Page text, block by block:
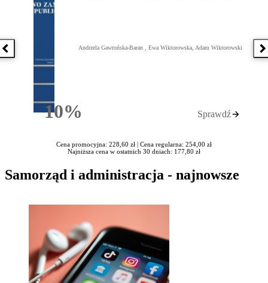
Poprzednia książka
10%Rabatu
Andrzela Gawrońska-Baran , Ewa Wiktorowska, Adam Wiktorowski
Sprawdź
Cena promocyjna: 228,60 zł | Cena regularna: 254,00 zł
Najniższa cena w ostatnich 30 dniach: 177,80 zł
Samorząd i administracja - najnowsze